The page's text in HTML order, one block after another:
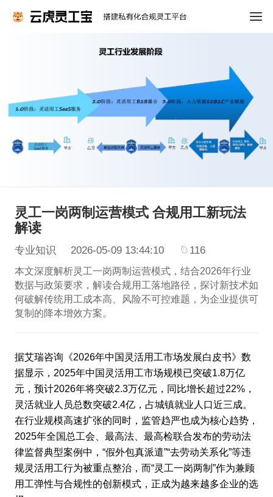
灵工一岗两制运营模式 合规用工新玩法
解读
专业知识 2026-05-09 13:44:10 116
本文深度解析灵工一岗两制运营模式，结合2026年行业
数据与政策要求，解读合规用工落地路径，探讨新技术如
何破解传统用工成本高、风险不可控难题，为企业提供可
复制的降本增效方案。
据艾瑞咨询《2026年中国灵活用工市场发展白皮书》数
据显示，2025年中国灵活用工市场规模已突破1.8万亿
元，预计2026年将突破2.3万亿元，同比增长超过22%，
灵活就业人员总数突破2.4亿，占城镇就业人口近三成。
在行业规模高速扩张的同时，监管趋严也成为核心趋势，
2025年全国总工会、最高法、最高检联合发布的劳动法
律监督典型案例中，“假外包真派遣”“去劳动关系化”等违
规灵活用工行为被重点整治，而“灵工一岗两制”作为兼顾
用工弹性与合规性的创新模式，正成为越来越多企业的选